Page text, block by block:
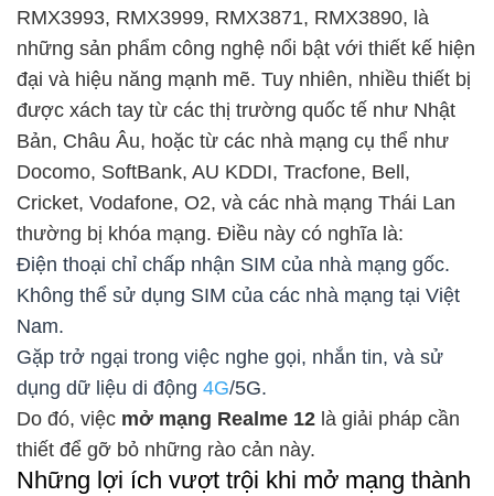
RMX3993, RMX3999, RMX3871, RMX3890, là
những sản phẩm công nghệ nổi bật với thiết kế hiện
đại và hiệu năng mạnh mẽ. Tuy nhiên, nhiều thiết bị
được xách tay từ các thị trường quốc tế như Nhật
Bản, Châu Âu, hoặc từ các nhà mạng cụ thể như
Docomo, SoftBank, AU KDDI, Tracfone, Bell,
Cricket, Vodafone, O2, và các nhà mạng Thái Lan
thường bị khóa mạng. Điều này có nghĩa là:
Điện thoại chỉ chấp nhận SIM của nhà mạng gốc.
Không thể sử dụng SIM của các nhà mạng tại Việt
Nam.
Gặp trở ngại trong việc nghe gọi, nhắn tin, và sử
dụng dữ liệu di động 4G/5G.
Do đó, việc mở mạng Realme 12 là giải pháp cần
thiết để gỡ bỏ những rào cản này.
Những lợi ích vượt trội khi mở mạng thành